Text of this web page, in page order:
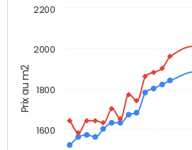
Prix au m2
1600
1800
2000
2200